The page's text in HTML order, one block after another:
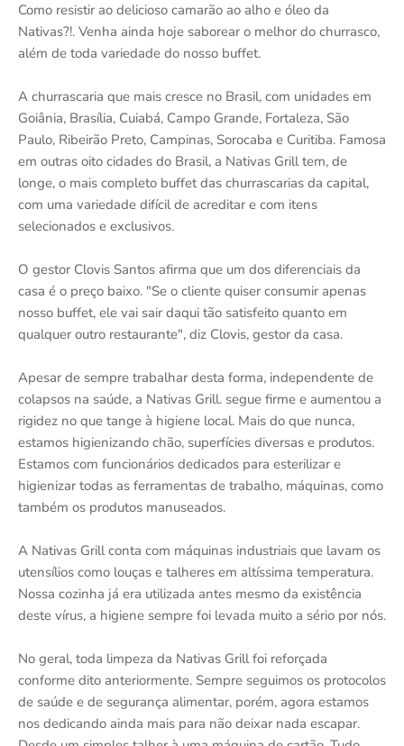
Como resistir ao delicioso camarão ao alho e óleo da
Nativas?!. Venha ainda hoje saborear o melhor do churrasco,
além de toda variedade do nosso buffet.
A churrascaria que mais cresce no Brasil, com unidades em
Goiânia, Brasília, Cuiabá, Campo Grande, Fortaleza, São
Paulo, Ribeirão Preto, Campinas, Sorocaba e Curitiba. Famosa
em outras oito cidades do Brasil, a Nativas Grill tem, de
longe, o mais completo buffet das churrascarias da capital,
com uma variedade difícil de acreditar e com itens
selecionados e exclusivos.
O gestor Clovis Santos afirma que um dos diferenciais da
casa é o preço baixo. "Se o cliente quiser consumir apenas
nosso buffet, ele vai sair daqui tão satisfeito quanto em
qualquer outro restaurante", diz Clovis, gestor da casa.
Apesar de sempre trabalhar desta forma, independente de
colapsos na saúde, a Nativas Grill. segue firme e aumentou a
rigidez no que tange à higiene local. Mais do que nunca,
estamos higienizando chão, superfícies diversas e produtos.
Estamos com funcionários dedicados para esterilizar e
higienizar todas as ferramentas de trabalho, máquinas, como
também os produtos manuseados.
A Nativas Grill conta com máquinas industriais que lavam os
utensílios como louças e talheres em altíssima temperatura.
Nossa cozinha já era utilizada antes mesmo da existência
deste vírus, a higiene sempre foi levada muito a sério por nós.
No geral, toda limpeza da Nativas Grill foi reforçada
conforme dito anteriormente. Sempre seguimos os protocolos
de saúde e de segurança alimentar, porém, agora estamos
nos dedicando ainda mais para não deixar nada escapar.